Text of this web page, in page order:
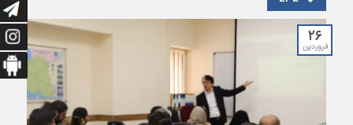
۲۶
فروردین